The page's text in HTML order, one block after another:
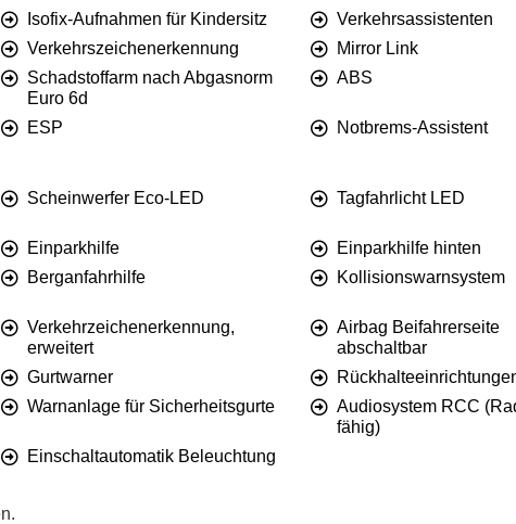
Isofix-Aufnahmen für Kindersitz Verkehrsassistenten
Verkehrszeichenerkennung Mirror Link
Schadstoffarm nach Abgasnorm
Euro 6d
ABS
ESP Notbrems-Assistent
Scheinwerfer Eco-LED Tagfahrlicht LED
Einparkhilfe Einparkhilfe hinten
Berganfahrhilfe Kollisionswarnsystem
Verkehrzeichenerkennung,
erweitert
Airbag Beifahrerseite
abschaltbar
Gurtwarner
Warnanlage für Sicherheitsgurte
Audiosystem RCC
fähig)
Einschaltautomatik Beleuchtung